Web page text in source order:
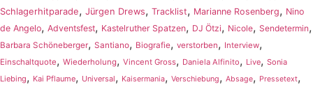
Schlagerhitparade, Jürgen Drews, Tracklist, Marianne Rosenberg, Nino
de Angelo, Adventsfest, Kastelruther Spatzen, DJ Ötzi, Nicole, Sendetermin,
Barbara Schöneberger, Santiano, Biografie, verstorben, Interview,
Einschaltquote, Wiederholung, Vincent Gross, Daniela Alfinito, Live, Sonia
Liebing, Kai Pflaume, Universal, Kaisermania, Verschiebung, Absage, Pressetext,